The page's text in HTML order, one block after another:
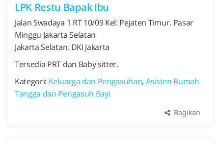
LPK Restu Bapak Ibu
Jalan Swadaya 1 RT 10/09 Kel: Pejaten Timur. Pasar
Minggu Jakarta Selatan
Jakarta Selatan, DKI Jakarta
Tersedia PRT dan Baby sitter.
Kategori: Keluarga dan Pengasuhan, Asisten Rumah
Tangga dan Pengasuh Bayi
Bagikan